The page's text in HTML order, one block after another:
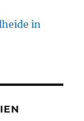
in